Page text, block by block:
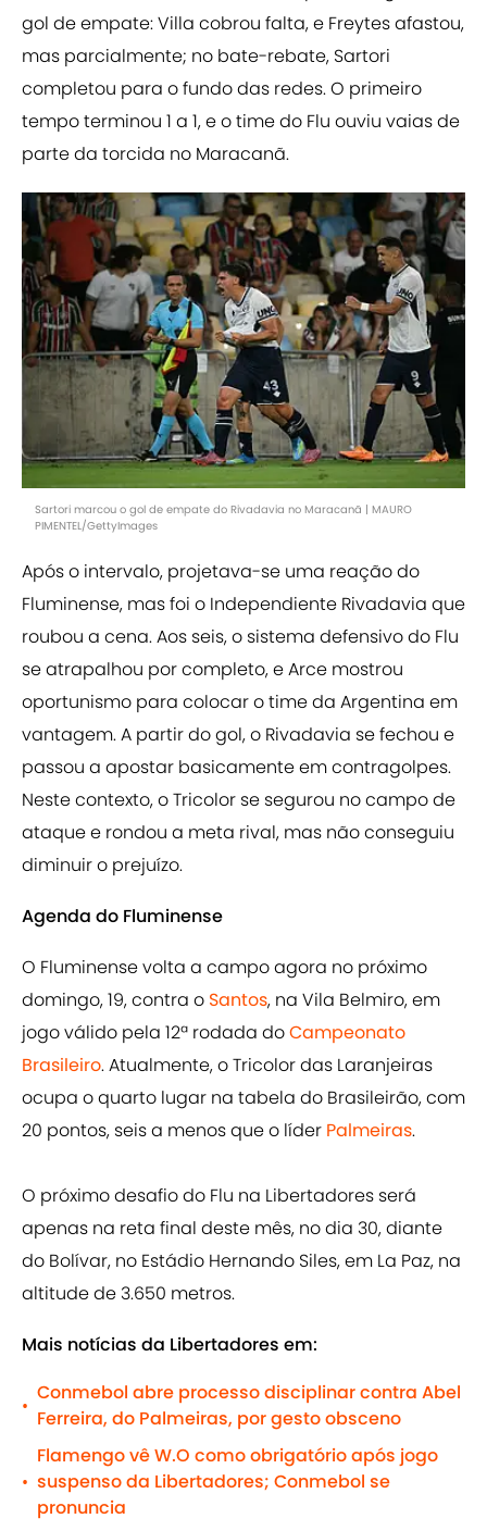
gol de empate: Villa cobrou falta, e Freytes afastou,
mas parcialmente; no bate-rebate, Sartori
completou para o fundo das redes. O primeiro
tempo terminou 1 a 1, e o time do Flu ouviu vaias de
parte da torcida no Maracanã.
Sartori marcou o gol de empate do Rivadavia no Maracanã | MAURO
PIMENTEL/GettyImages
Após o intervalo, projetava-se uma reação do
Fluminense, mas foi o Independiente Rivadavia que
roubou a cena. Aos seis, o sistema defensivo do Flu
se atrapalhou por completo, e Arce mostrou
oportunismo para colocar o time da Argentina em
vantagem. A partir do gol, o Rivadavia se fechou e
passou a apostar basicamente em contragolpes.
Neste contexto, o Tricolor se segurou no campo de
ataque e rondou a meta rival, mas não conseguiu
diminuir o prejuízo.
Agenda do Fluminense
O Fluminense volta a campo agora no próximo
domingo, 19, contra o Santos, na Vila Belmiro, em
jogo válido pela 12ª rodada doCampeonato
Brasileiro. Atualmente, o Tricolor das Laranjeiras
ocupa o quarto lugar na tabela do Brasileirão, com
20 pontos, seis a menos que o líder Palmeiras.
O próximo desafio do Flu na Libertadores será
apenas na reta final deste mês, no dia 30, diante
do Bolívar, no Estádio Hernando Siles, em La Paz, na
altitude de 3.650 metros.
Mais notícias da Libertadores em:
•
Conmebol abre processo disciplinar contra Abel
Ferreira, do Palmeiras, por gesto obsceno
•
Flamengo vê W.O como obrigatório após jogo
suspenso da Libertadores; Conmebol se
pronuncia